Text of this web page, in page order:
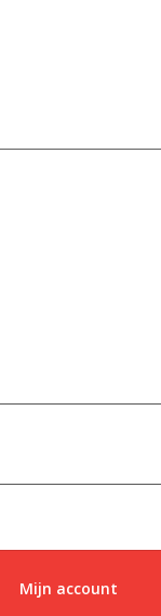
Mijn account